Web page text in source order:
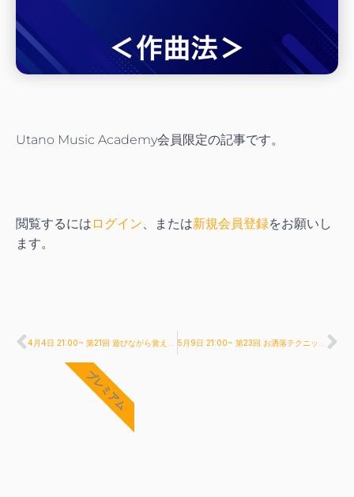
Utano Music Academy会員限定の記事です。
閲覧するには ログイン、または新規会員登録をお願いし
ます。
Prev
プレミアム